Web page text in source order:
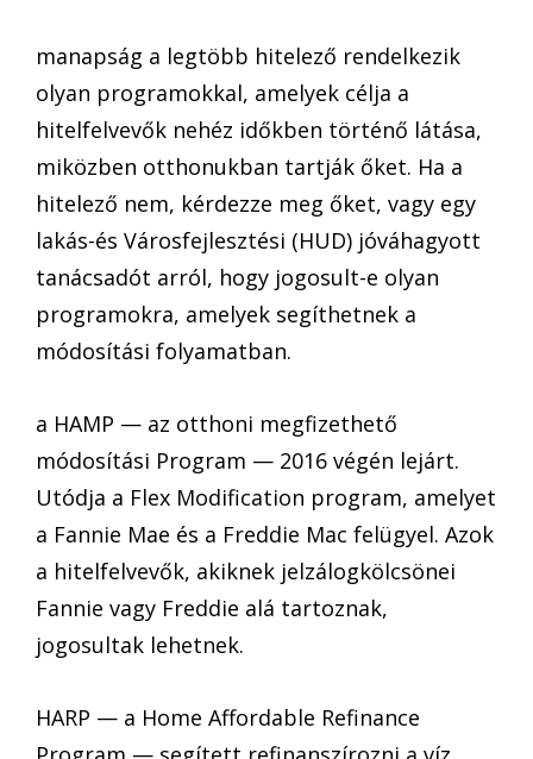
manapság a legtöbb hitelező rendelkezik
olyan programokkal, amelyek célja a
hitelfelvevők nehéz időkben történő látása,
miközben otthonukban tartják őket. Ha a
hitelező nem, kérdezze meg őket, vagy egy
lakás-és Városfejlesztési (HUD) jóváhagyott
tanácsadót arról, hogy jogosult-e olyan
programokra, amelyek segíthetnek a
módosítási folyamatban.
a HAMP — az otthoni megfizethető
módosítási Program — 2016 végén lejárt.
Utódja a Flex Modification program, amelyet
a Fannie Mae és a Freddie Mac felügyel. Azok
a hitelfelvevők, akiknek jelzálogkölcsönei
Fannie vagy Freddie alá tartoznak,
jogosultak lehetnek.
HARP — a Home Affordable Refinance